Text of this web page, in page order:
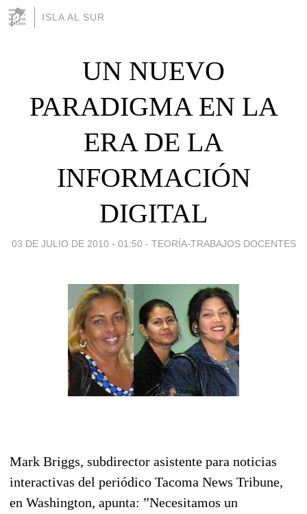
ISLA AL SUR
UN NUEVO
PARADIGMA EN LA
ERA DE LA
INFORMACIÓN
DIGITAL
03 DE JULIO DE 2010 - 01:50 - TEORÍA-TRABAJOS DOCENTES
Mark Briggs, subdirector asistente para noticias
interactivas del periódico Tacoma News Tribune,
en Washington, apunta: ”Necesitamos un